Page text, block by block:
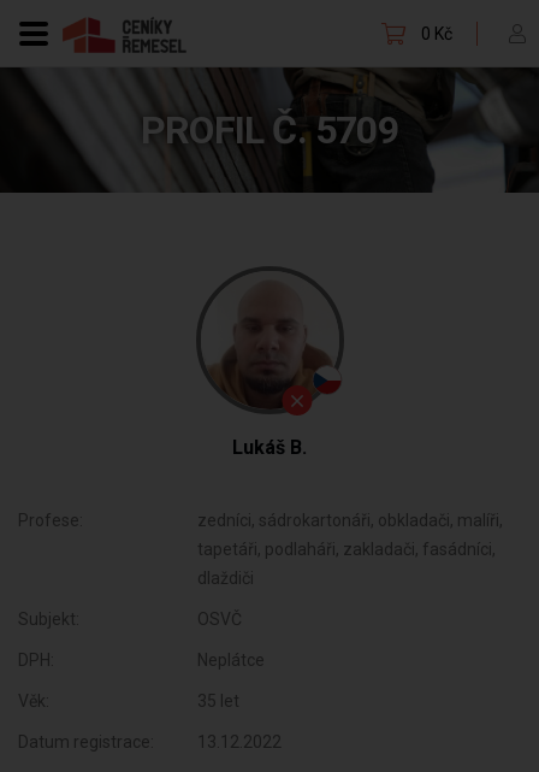
0 Kč
PROFIL Č. 5709
Lukáš B.
Profese:
zedníci, sádrokartonáři, obkladači, malíři,
tapetáři, podlaháři, zakladači, fasádníci,
dlaždiči
Subjekt: OSVČ
DPH: Neplátce
Věk: 35 let
Datum registrace: 13.12.2022